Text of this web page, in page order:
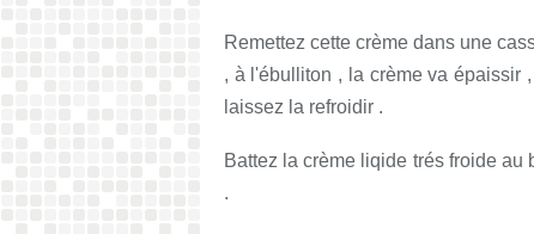
Remettez cette crème dans une
, à l'ébulliton , la crème va épaissir
laissez la refroidir .
Battez la crème liqide trés froide
.